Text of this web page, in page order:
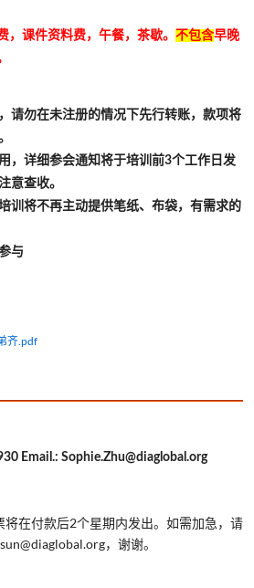
，课件资料费，午餐，茶歇。 不包含早晚
请勿在未注册的情况下先行转账，款项将
，详细参会通知将于培训前3个工作日发
意查收。
训将不再主动提供笔纸、布袋，有需求的
与
齐.pdf
Email.: Sophie.Zhu@diaglobal.org
将在付款后2个星期内发出。如需加急，请
，谢谢。